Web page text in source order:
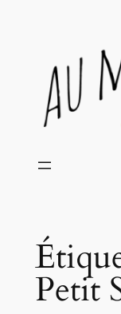
Petit